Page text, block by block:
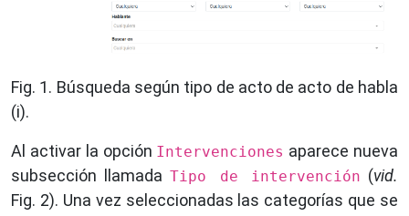
Fig. 1. Búsqueda según tipo de acto de acto de habla
(i).
Al activar la opción Intervenciones aparece nueva
subsección llamadaTipo de intervención (vid.
Fig. 2). Una vez seleccionadas las categorías que se